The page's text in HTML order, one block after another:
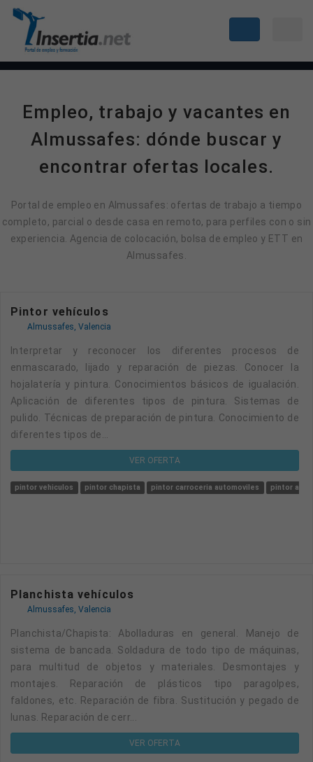
Empleo, trabajo y vacantes en
Almussafes: dónde buscar y
encontrar ofertas locales.
Portal de empleo en Almussafes: ofertas de trabajo a tiempo
completo, parcial o desde casa en remoto, para perfiles con o sin
experiencia. Agencia de colocación, bolsa de empleo y ETT en
Almussafes.
Pintor vehículos
Almussafes, Valencia
enmascarado, lijado y reparación de piezas. Conocer la
hojalatería y pintura. Conocimientos básicos de igualación.
Aplicación de diferentes tipos de pintura. Sistemas de
pulido. Técnicas de preparación de pintura. Conocimiento de
diferentes tipos de...
VER OFERTA
pintor vehiculos pintor chapista pintor carroceria automoviles pintor
Planchista vehículos
Almussafes, Valencia
Planchista/Chapista: Abolladuras en general. Manejo de
sistema de bancada. Soldadura de todo tipo de máquinas,
para multitud de objetos y materiales. Desmontajes y
montajes. Reparación de plásticos tipo paragolpes,
faldones, etc. Reparación de fibra. Sustitución y pegado de
lunas. Reparación de cerr...
VER OFERTA